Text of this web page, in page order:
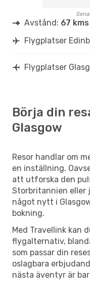
Avstånd: 67 kms
Flygplatser
Flygplatser
Börja din
Glasgow
Resor handlar om
en inställning.
att utforska den
Storbritannien eller
något nytt i
bokning.
Med Travellink kan
flygalternativ,
som passar din
oslagbara
nästa äventyr är